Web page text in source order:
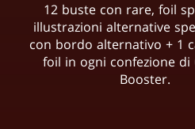
12 buste con rare, foil
illustrazioni alternative
con bordo alternativo + 1
foil in ogni confezione di
Booster.